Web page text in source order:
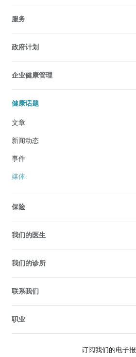
订阅我们的电子报
服务
政府计划
企业健康管理
健康话题
文章
新闻动态
事件
媒体
保险
我们的医生
我们的诊所
联系我们
职业